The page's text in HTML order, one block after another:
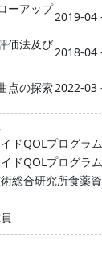
ーアップ
2019-04
価法及び
2018-04
点の探索2022-03
ドQOLプログラ
ドQOLプログラ
総合研究所食薬